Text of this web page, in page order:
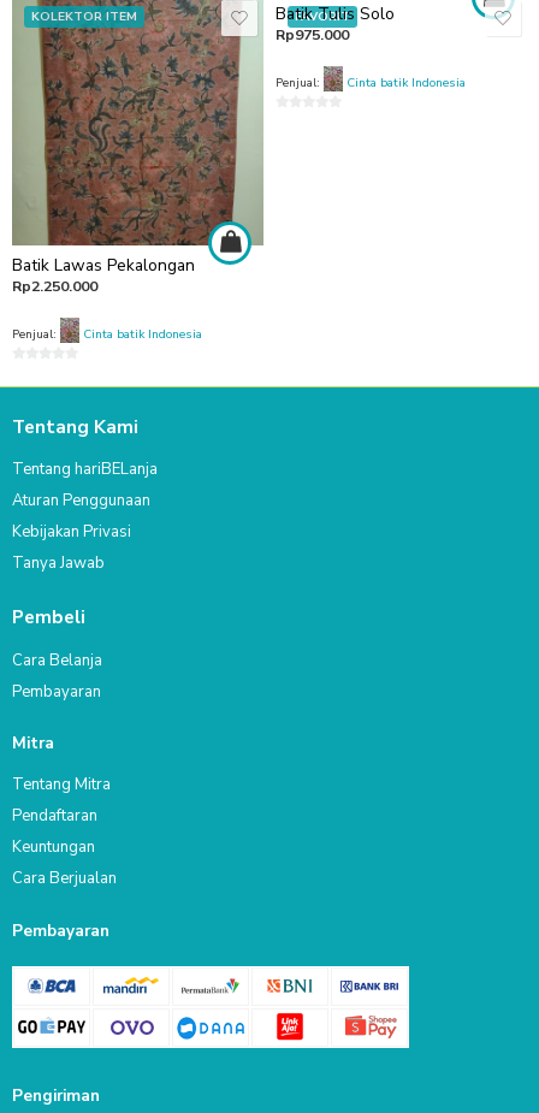
KOLEKTOR ITEM
Batik Lawas Pekalongan
Rp2.250.000
Penjual: Cinta batik Indonesia
out
FAVORIT
Batik Tulis Solo
Rp975.000
Penjual: Cinta batik Indonesia
Tentang Kami
Tentang hariBELanja
Aturan Penggunaan
Kebijakan Privasi
Tanya Jawab
Pembeli
Cara Belanja
Pembayaran
Mitra
Tentang Mitra
Pendaftaran
Keuntungan
Cara Berjualan
Pembayaran
Pengiriman